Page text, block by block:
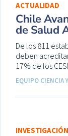
ACTUALIDAD
Chile
de Salud
De los 811
deben
17% de los
EQUIPO CIENCIA